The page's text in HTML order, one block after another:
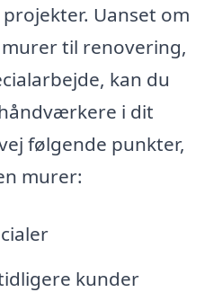
Uanset om
til renovering,
kan du
i dit
følgende punkter,
murer:
kunder